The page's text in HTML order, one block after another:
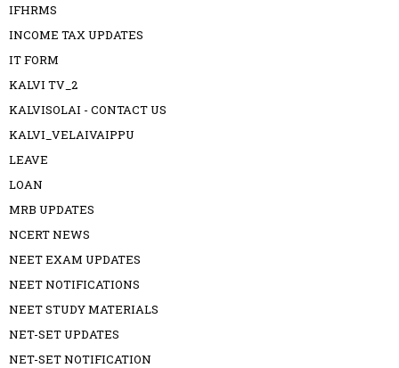
IFHRMS
INCOME TAX UPDATES
IT FORM
KALVI TV_2
KALVISOLAI - CONTACT US
KALVI_VELAIVAIPPU
LEAVE
LOAN
MRB UPDATES
NCERT NEWS
NEET EXAM UPDATES
NEET NOTIFICATIONS
NEET STUDY MATERIALS
NET-SET UPDATES
NET-SET NOTIFICATION